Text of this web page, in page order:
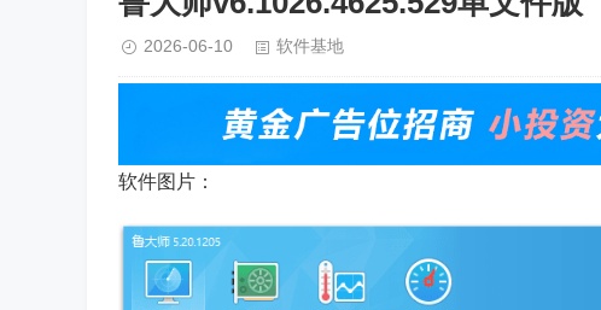
2026-06-10 软件基地
软件图片：